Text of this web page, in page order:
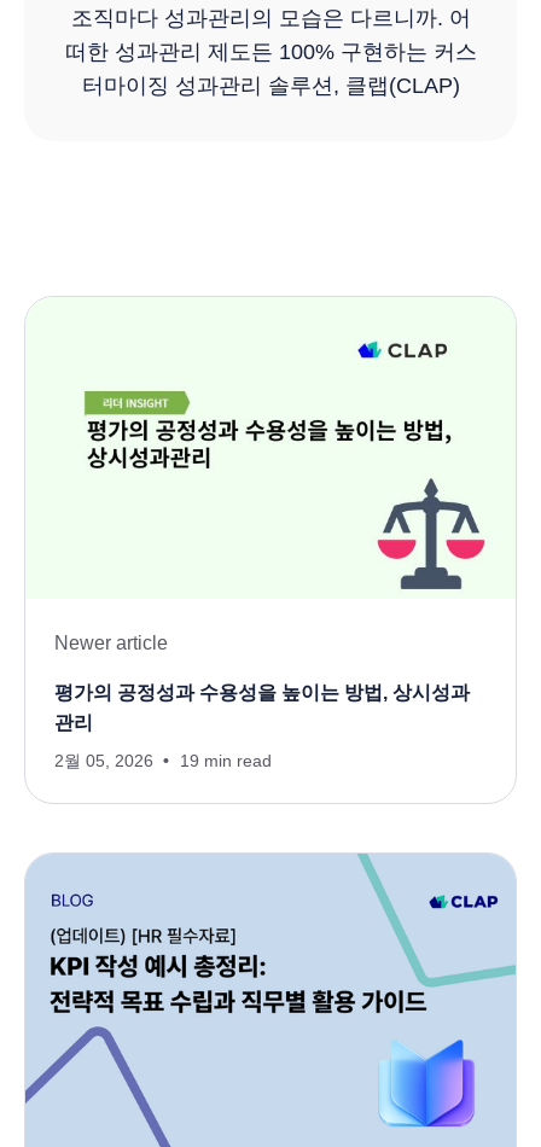
조직마다 성과관리의 모습은 다르니까. 어
떠한 성과관리 제도든 100% 구현하는 커스
터마이징 성과관리 솔루션, 클랩(CLAP)
Newer article
평가의 공정성과 수용성을 높이는 방법, 상시성과
관리
2월 05, 2026 19 min read